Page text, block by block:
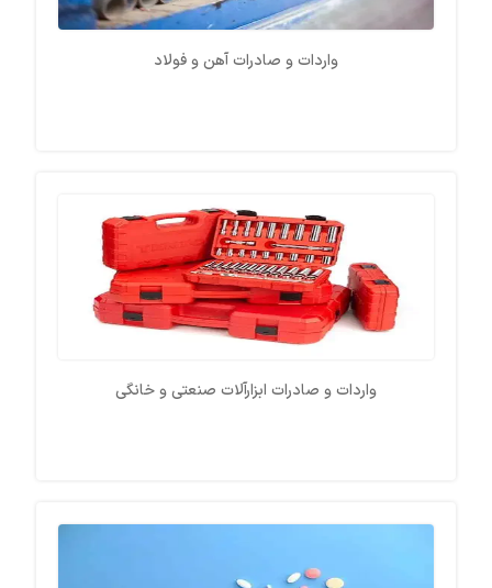
واردات و صادرات آهن و فولاد
واردات و صادرات ابزارآلات صنعتی و خانگی